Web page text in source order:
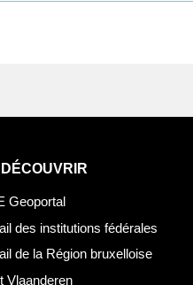
Geoportal
des institutions fédérales
de la Région bruxelloise
Vlaanderen